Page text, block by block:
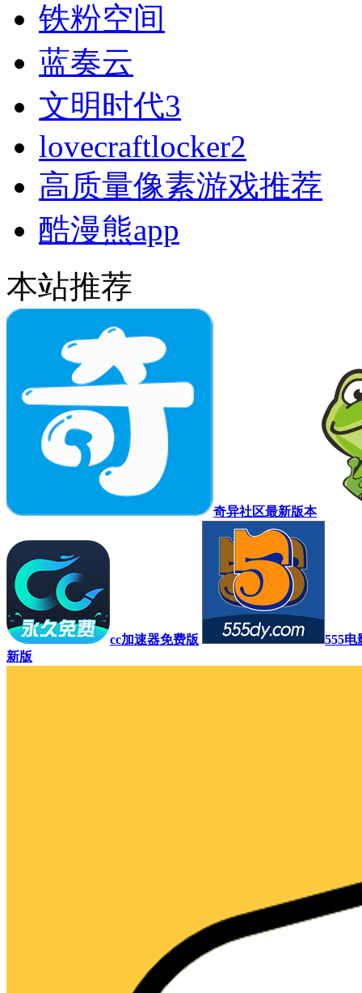
铁粉空间
蓝奏云
文明时代3
lovecraftlocker2
高质量像素游戏推荐
酷漫熊app
本站推荐
奇异社区最新版本
cc加速器免费版
555电
新版